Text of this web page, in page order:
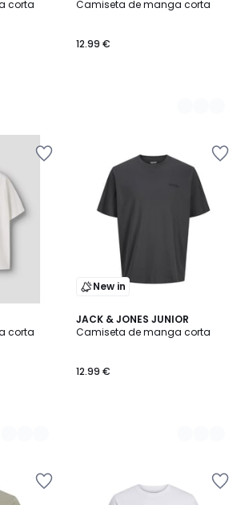
corta
Camiseta de manga corta
12.99 €
Colores
corta
New in
JACK & JONES JUNIOR
Camiseta de manga corta
12.99 €
2
Colores